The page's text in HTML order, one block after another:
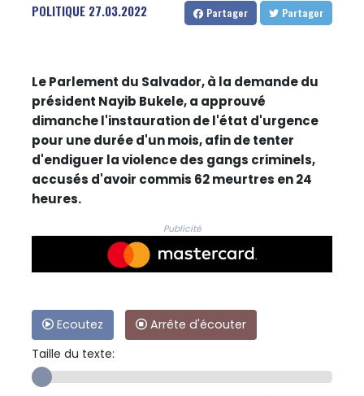
POLITIQUE 27.03.2022 Partager Partager
Le Parlement du Salvador, à la demande du
président Nayib Bukele, a approuvé
dimanche l'instauration de l'état d'urgence
pour une durée d'un mois, afin de tenter
d'endiguer la violence des gangs criminels,
accusés d'avoir commis 62 meurtres en 24
heures.
Publicité
Ecoutez
Arrête d'écouter
Taille du texte: